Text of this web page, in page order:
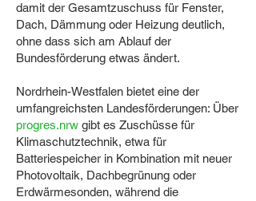
damit der Gesamtzuschuss für Fenster,
Dach, Dämmung oder Heizung deutlich,
ohne dass sich am Ablauf der
Bundesförderung etwas ändert.
Nordrhein-Westfalen bietet eine der
umfangreichsten Landesförderungen: Über
progres.nrw gibt es Zuschüsse für
Klimaschutztechnik, etwa für
Batteriespeicher in Kombination mit neuer
Photovoltaik, Dachbegrünung oder
Erdwärmesonden, während die